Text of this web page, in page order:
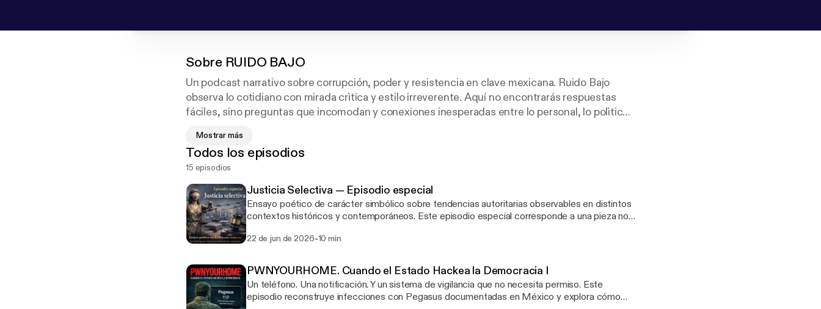
Sobre RUIDO BAJO
Un podcast narrativo sobre corrupción, poder y resistencia en clave mexicana. Ruido Bajo
observa lo cotidiano con mirada crìtica y estilo irreverente. Aquí no encontrarás respuestas
fáciles, sino preguntas que incomodan y conexiones inesperadas entre lo personal, lo polìtico
CAMBIADO NADA....
Mostrar más
Todos los episodios
15 episodios
Justicia Selectiva — Episodio especial
Ensayo poético de carácter simbólico sobre tendencias autoritarias observables en distintos
contextos históricos y contemporáneos. Este episodio especial corresponde a una pieza no
referencia a casos, personas o procesos específicos.
22 de jun de 2026-10 min
PWNYOURHOME. Cuando el Estado Hackea la Democracia I
Un teléfono. Una notificación. Y un sistema de vigilancia que no necesita permiso. Este
episodio reconstruye infecciones con Pegasus documentadas en México y explora cómo